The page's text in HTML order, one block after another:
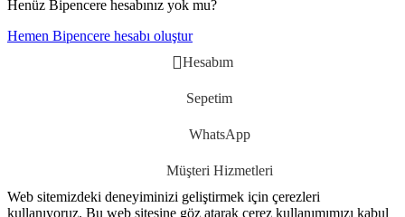
Henüz Bipencere hesabınız yok mu?
Hemen Bipencere hesabı oluştur
Hesabım
Sepetim
WhatsApp
Müşteri Hizmetleri
Web sitemizdeki deneyiminizi geliştirmek için çerezleri
kullanıyoruz. Bu web sitesine göz atarak çerez kullanımımızı kabul